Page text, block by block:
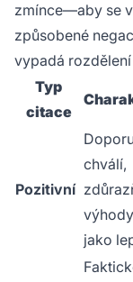
zmínce—aby se
způsobené
vypadá
Typ
citace
Pozitivní
chválí,
jako